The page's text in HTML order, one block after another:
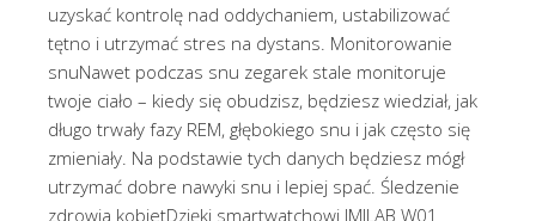
uzyskać kontrolę nad oddychaniem, ustabilizować
tętno i utrzymać stres na dystans. Monitorowanie
snuNawet podczas snu zegarek stale monitoruje
twoje ciało – kiedy się obudzisz, będziesz wiedział, jak
długo trwały fazy REM, głębokiego snu i jak często się
zmieniały. Na podstawie tych danych będziesz mógł
utrzymać dobre nawyki snu i lepiej spać. Śledzenie
zdrowia kobietDzięki smartwatchowi IMILAB W01